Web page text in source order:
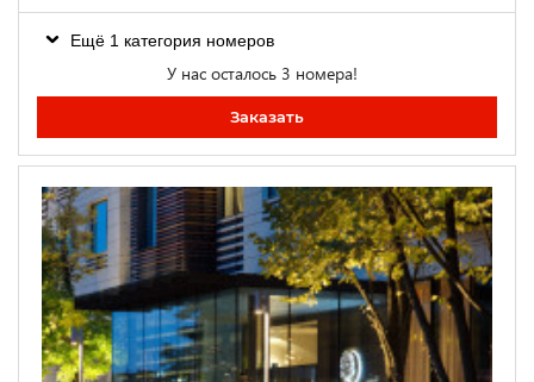
Ещё 1 категория номеров
У нас осталось 3 номера!
Заказать